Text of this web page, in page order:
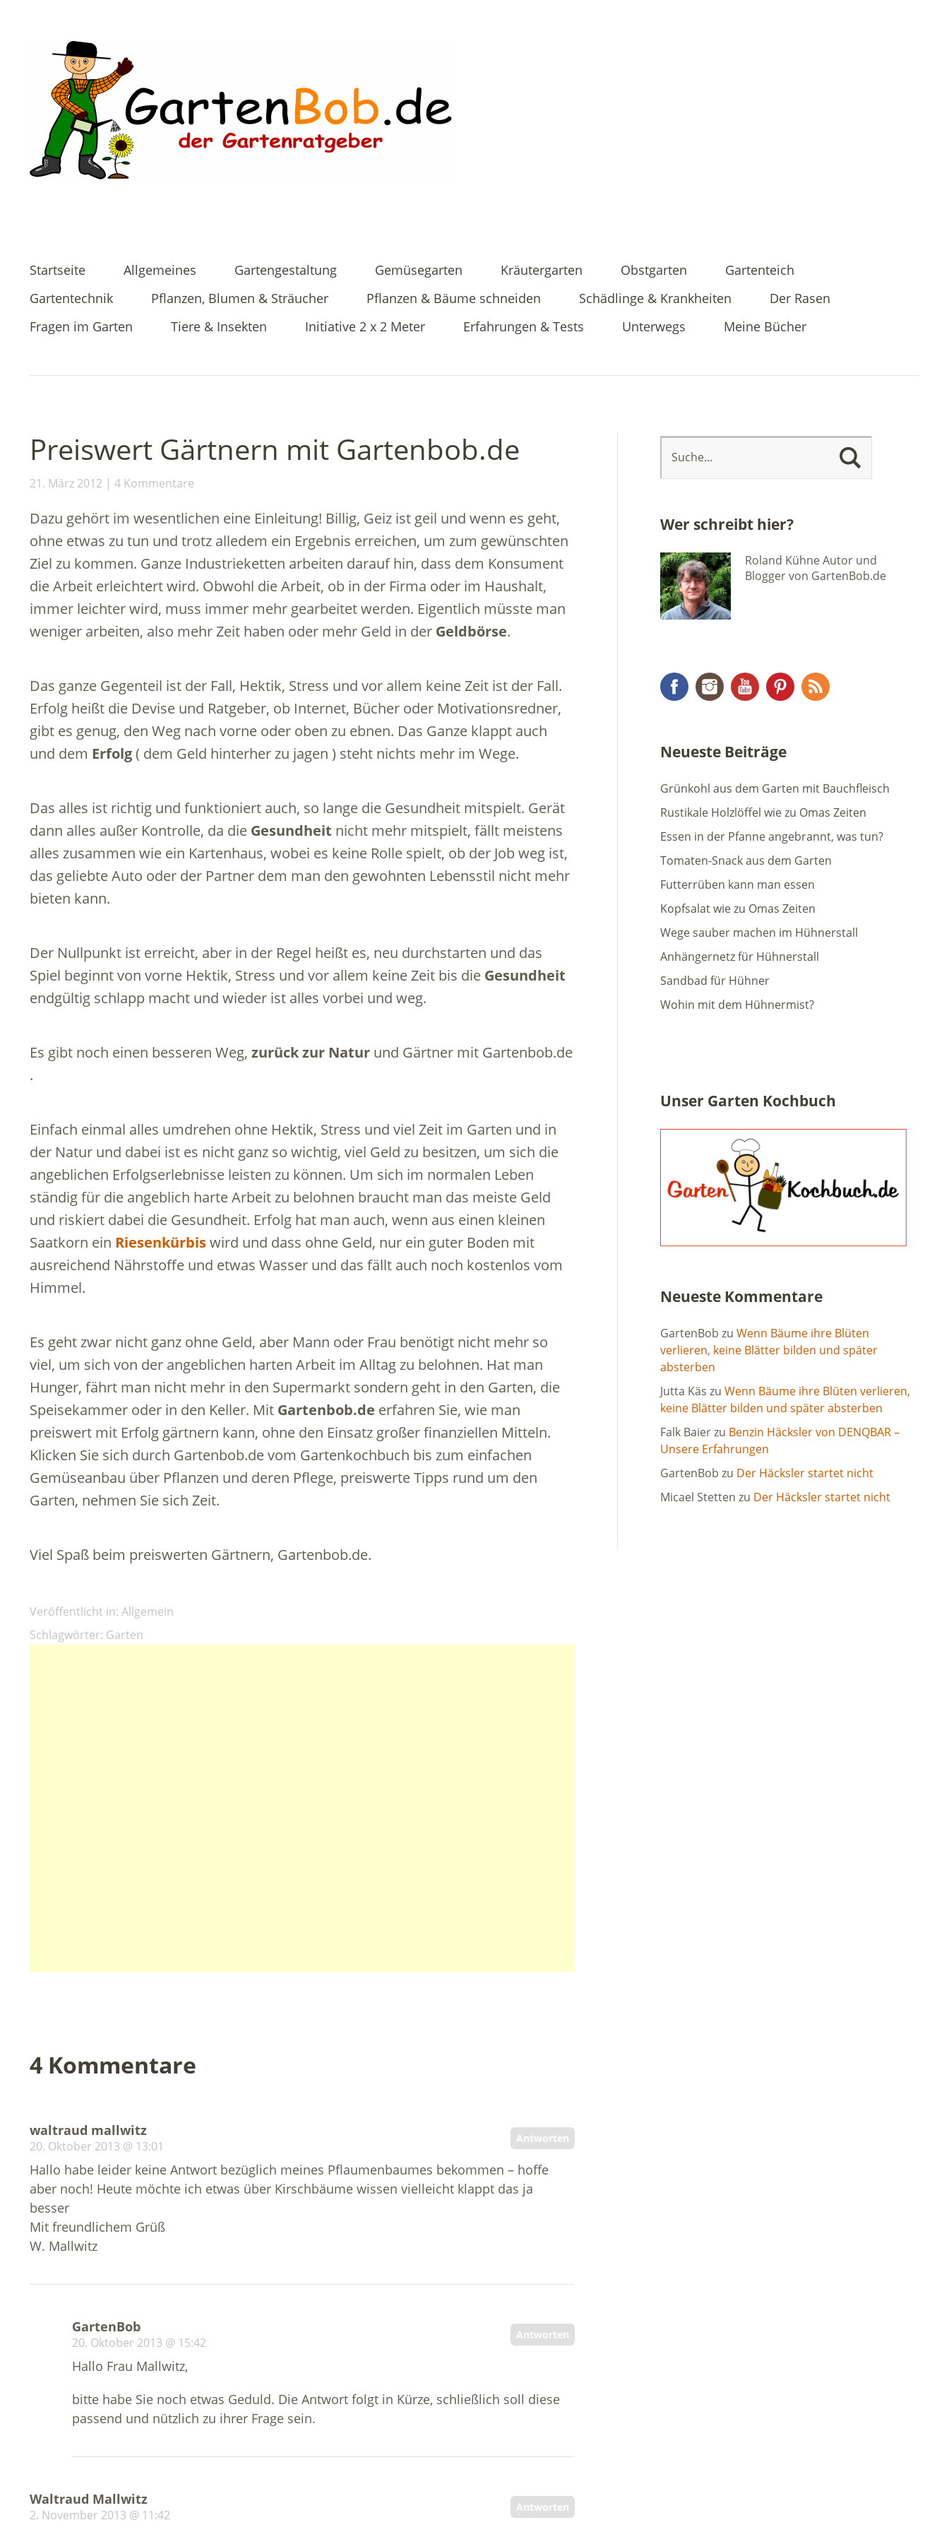
Startseite Allgemeines Gartengestaltung Gemüsegarten Kräutergarten Obstgarten
Gartenteich
Gartentechnik
Pflanzen, Blumen & Sträucher Pflanzen & Bäume schneiden Schädlinge & Krankheiten
Der Rasen
Fragen im Garten
Tiere & Insekten Initiative 2 x 2 Meter Erfahrungen & Tests Unterwegs Meine Bücher
Preiswert Gärtnern mit Gartenbob.de
21. März 2012 4 Kommentare
Dazu gehört im wesentlichen eine Einleitung! Billig, Geiz ist geil und wenn es geht,
ohne etwas zu tun und trotz alledem ein Ergebnis erreichen, um zum gewünschten
Ziel zu kommen. Ganze Industrieketten arbeiten darauf hin, dass dem Konsument
die Arbeit erleichtert wird. Obwohl die Arbeit, ob in der Firma oder im Haushalt,
immer leichter wird, muss immer mehr gearbeitet werden. Eigentlich müsste man
weniger arbeiten, also mehr Zeit haben oder mehr Geld in der Geldbörse.
Das ganze Gegenteil ist der Fall, Hektik, Stress und vor allem keine Zeit ist der Fall.
Erfolg heißt die Devise und Ratgeber, ob Internet, Bücher oder Motivationsredner,
gibt es genug, den Weg nach vorne oder oben zu ebnen. Das Ganze klappt auch
und dem Erfolg( dem Geld hinterher zu jagen ) steht nichts mehr im Wege.
Das alles ist richtig und funktioniert auch, so lange die Gesundheit mitspielt. Gerät
dann alles außer Kontrolle, da die Gesundheit nicht mehr mitspielt, fällt meistens
alles zusammen wie ein Kartenhaus, wobei es keine Rolle spielt, ob der Job weg ist,
das geliebte Auto oder der Partner dem man den gewohnten Lebensstil nicht mehr
bieten kann.
Der Nullpunkt ist erreicht, aber in der Regel heißt es, neu durchstarten und das
Spiel beginnt von vorne Hektik, Stress und vor allem keine Zeit bis die Gesundheit
endgültig schlapp macht und wieder ist alles vorbei und weg.
Es gibt noch einen besseren Weg, zurück zur Natur und Gärtner mit Gartenbob.de
.
Einfach einmal alles umdrehen ohne Hektik, Stress und viel Zeit im Garten und in
der Natur und dabei ist es nicht ganz so wichtig, viel Geld zu besitzen, um sich die
angeblichen Erfolgserlebnisse leisten zu können. Um sich im normalen Leben
ständig für die angeblich harte Arbeit zu belohnen braucht man das meiste Geld
und riskiert dabei die Gesundheit. Erfolg hat man auch, wenn aus einen kleinen
Saatkorn ein Riesenkürbiswird und dass ohne Geld, nur ein guter Boden mit
ausreichend Nährstoffe und etwas Wasser und das fällt auch noch kostenlos vom
Himmel.
Es geht zwar nicht ganz ohne Geld, aber Mann oder Frau benötigt nicht mehr so
viel, um sich von der angeblichen harten Arbeit im Alltag zu belohnen. Hat man
Hunger, fährt man nicht mehr in den Supermarkt sondern geht in den Garten, die
Speisekammer oder in den Keller. Mit Gartenbob.de erfahren Sie, wie man
preiswert mit Erfolg gärtnern kann, ohne den Einsatz großer finanziellen Mitteln.
Klicken Sie sich durch Gartenbob.de vom Gartenkochbuch bis zum einfachen
Gemüseanbau über Pflanzen und deren Pflege, preiswerte Tipps rund um den
Garten, nehmen Sie sich Zeit.
Viel Spaß beim preiswerten Gärtnern, Gartenbob.de.
Veröffentlicht in: Allgemein
Schlagwörter: Garten
4 Kommentare
Antworten
waltraud mallwitz
20. Oktober 2013 @ 13:01
Hallo habe leider keine Antwort bezüglich meines Pflaumenbaumes bekommen – hoffe
aber noch! Heute möchte ich etwas über Kirschbäume wissen vielleicht klappt das ja
besser
Mit freundlichem Grüß
W. Mallwitz
Antworten
GartenBob
20. Oktober 2013 @ 15:42
Hallo Frau Mallwitz,
bitte habe Sie noch etwas Geduld. Die Antwort folgt in Kürze, schließlich soll diese
passend und nützlich zu ihrer Frage sein.
Antworten
Waltraud Mallwitz
2. November 2013 @ 11:42
Wer schreibt hier?
Roland Kühne Autor und
Blogger von GartenBob.de
FacebookInstagramYouTubePinterestRSS Feed
Neueste Beiträge
Grünkohl aus dem Garten mit Bauchfleisch
Rustikale Holzlöffel wie zu Omas Zeiten
Essen in der Pfanne angebrannt, was tun?
Tomaten-Snack aus dem Garten
Futterrüben kann man essen
Kopfsalat wie zu Omas Zeiten
Wege sauber machen im Hühnerstall
Anhängernetz für Hühnerstall
Sandbad für Hühner
Wohin mit dem Hühnermist?
Unser Garten Kochbuch
Neueste Kommentare
GartenBob zu Wenn Bäume ihre Blüten
verlieren, keine Blätter bilden und später
absterben
Jutta Käs zu Wenn Bäume ihre Blüten verlieren,
keine Blätter bilden und später absterben
Falk Baierzu Benzin Häcksler von DENQBAR –
Unsere Erfahrungen
GartenBob zu Der Häcksler startet nicht
Micael Stetten zu Der Häcksler startet nicht